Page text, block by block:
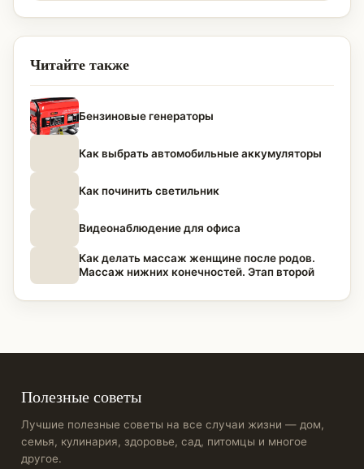
Читайте также
Бензиновые генераторы
Как выбрать автомобильные аккумуляторы
Как починить светильник
Видеонаблюдение для офиса
Как делать массаж женщине после родов.
Массаж нижних конечностей. Этап второй
Полезные советы
Лучшие полезные советы на все случаи жизни — дом,
семья, кулинария, здоровье, сад, питомцы и многое
другое.